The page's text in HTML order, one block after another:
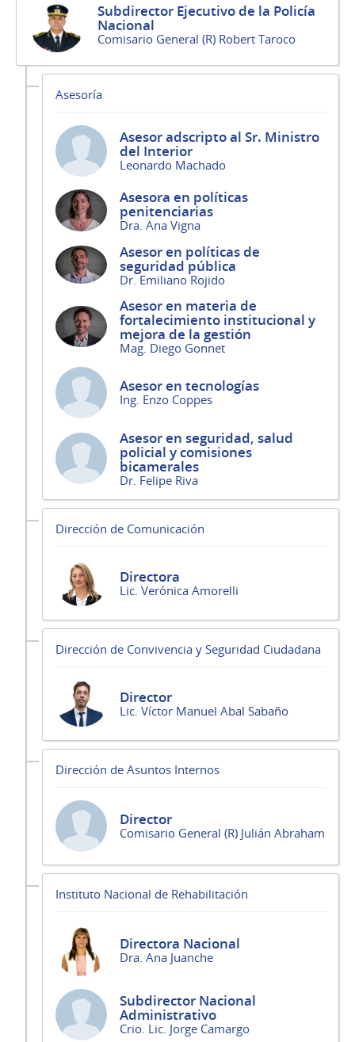
Subdirector Ejecutivo de la Policía
Nacional
Comisario General (R) Robert Taroco
Asesoría
Asesor adscripto al Sr. Ministro
del Interior
Leonardo Machado
Asesora en políticas
penitenciarias
Dra. Ana Vigna
Asesor en políticas de
seguridad pública
Dr. Emiliano Rojido
Asesor en materia de
fortalecimiento institucional y
mejora de la gestión
Mag. Diego Gonnet
Asesor en tecnologías
Ing. Enzo Coppes
Asesor en seguridad, salud
policial y comisiones
bicamerales
Dr. Felipe Riva
Dirección de Comunicación
Directora
Lic. Verónica Amorelli
Dirección de Convivencia y Seguridad Ciudadana
Director
Lic. Víctor Manuel Abal Sabaño
Dirección de Asuntos Internos
Director
Comisario General (R) Julián Abraham
Instituto Nacional de Rehabilitación
Directora Nacional
Dra. Ana Juanche
Subdirector Nacional
Administrativo
Crio. Lic. Jorge Camargo